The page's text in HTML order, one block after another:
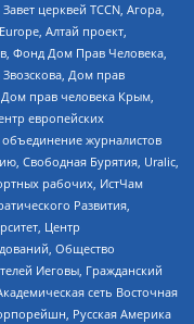
церквей TCCN, Агора,
Алтай проект,
Фонд Дом Прав Человека,
Дом прав
прав человека Крым,
европейских
журналистов
Свободная Бурятия, Uralic,
рабочих, ИстЧам
Развития,
Центр
Общество
Иеговы, Гражданский
сеть Восточная
Русская Америка